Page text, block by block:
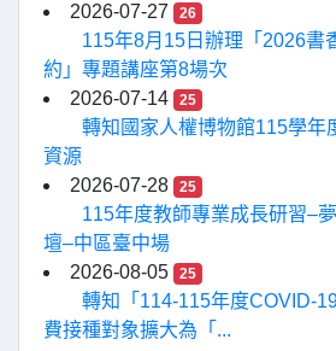
2026-07-27
26
115年8月15日辦理「2026書
約」專題講座第8場次
2026-07-14
25
轉知國家人權博物館115學年
資源
2026-07-28
25
115年度教師專業成長研習–
壇–中區臺中場
2026-08-05
25
轉知「114-115年度COVID-
費接種對象擴大為「...